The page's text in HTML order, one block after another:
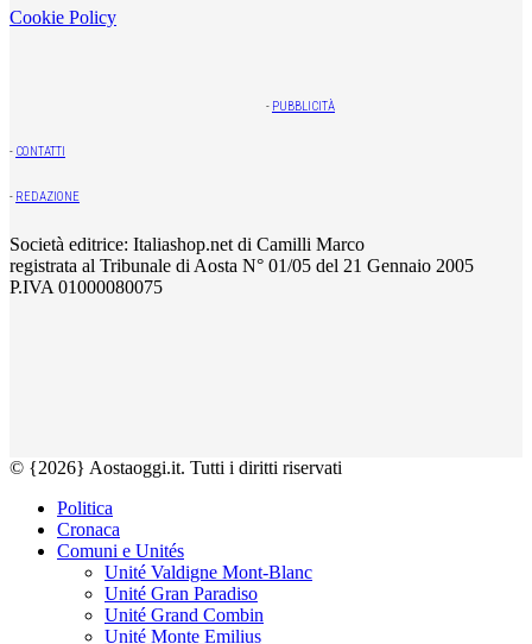
Cookie Policy
- PUBBLICITÀ
- CONTATTI
- REDAZIONE
Società editrice: Italiashop.net di Camilli Marco
registrata al Tribunale di Aosta N° 01/05 del 21 Gennaio 2005
P.IVA 01000080075
© {2026} Aostaoggi.it. Tutti i diritti riservati
Politica
Cronaca
Comuni e Unités
Unité Valdigne Mont-Blanc
Unité Gran Paradiso
Unité Grand Combin
Unité Monte Emilius